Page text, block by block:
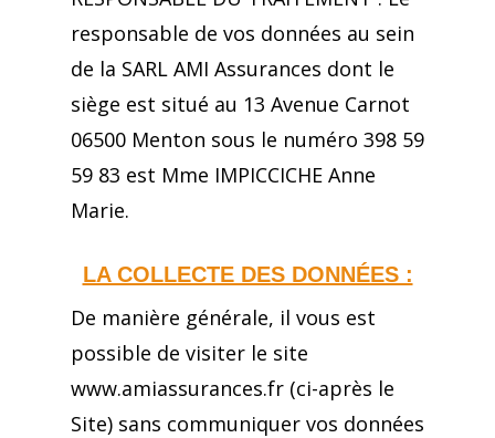
responsable de vos données au sein
de la SARL AMI Assurances dont le
siège est situé au 13 Avenue Carnot
06500 Menton sous le numéro 398 59
59 83 est Mme IMPICCICHE Anne
Marie.
LA COLLECTE DES DONNÉES :
De manière générale, il vous est
possible de visiter le site
www.amiassurances.fr (ci-après le
Site) sans communiquer vos données